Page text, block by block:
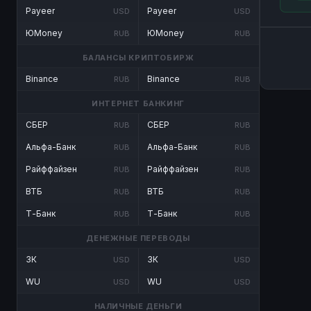
Payeer USD
ЮMoney RUB
Payeer USD
ЮMoney RUB
БАЛАНСЫ КРИПТОБИРЖ
Binance RUB Binance RUB
ИНТЕРНЕТ БАНКИНГ
СБЕР RUB
Альфа-Банк RUB
Райффайзен RUB
ВТБ RUB
Т-Банк RUB
СБЕР RUB
Альфа-Банк RUB
Райффайзен RUB
ВТБ RUB
Т-Банк RUB
ДЕНЕЖНЫЕ ПЕРЕВОДЫ
ЗК USD
WU USD
ЗК USD
WU USD
НАЛИЧНЫЕ ДЕНЬГИ